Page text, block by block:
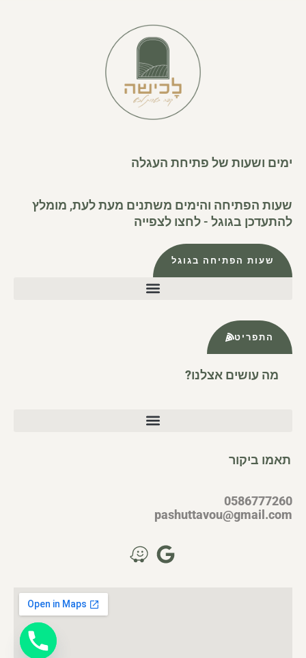
ימים ושעות של פתיחת העגלה
שעות הפתיחה והימים משתנים מעת לעת, מומלץ
להתעדכן בגוגל - לחצו לצפייה
שעות הפתיחה בגוגל
התפריט
מה עושים אצלנו?
תאמו ביקור
0586777260
pashuttavou@gmail.com